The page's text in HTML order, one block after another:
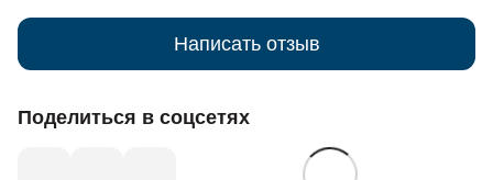
Написать отзыв
Поделиться в соцсетях